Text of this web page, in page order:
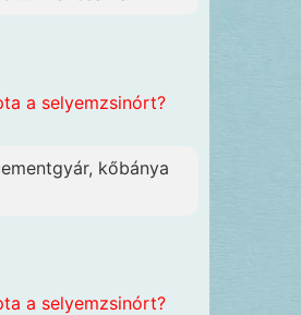
a selyemzsinórt?
kőbánya
a selyemzsinórt?